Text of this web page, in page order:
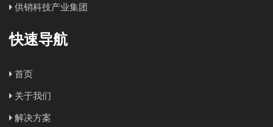
供销科技产业集团
快速导航
首页
关于我们
解决方案